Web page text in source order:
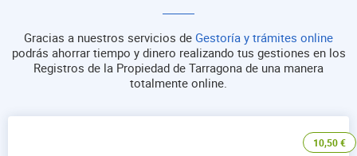
Gracias a nuestros servicios de Gestoría y trámites online
podrás ahorrar tiempo y dinero realizando tus gestiones en los
Registros de la Propiedad de Tarragona de una manera
totalmente online.
10,50€